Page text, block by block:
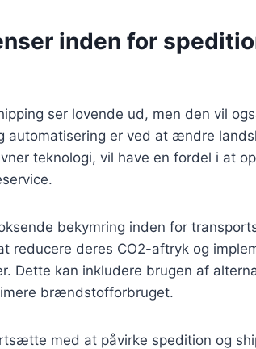
inden for
ser lovende ud, men den vil
automatisering er ved at ændre
teknologi, vil have en fordel i at
bekymring inden for
reducere deres CO2-aftryk og
Dette kan inkludere brugen af
brændstofforbruget.
med at påvirke spedition og